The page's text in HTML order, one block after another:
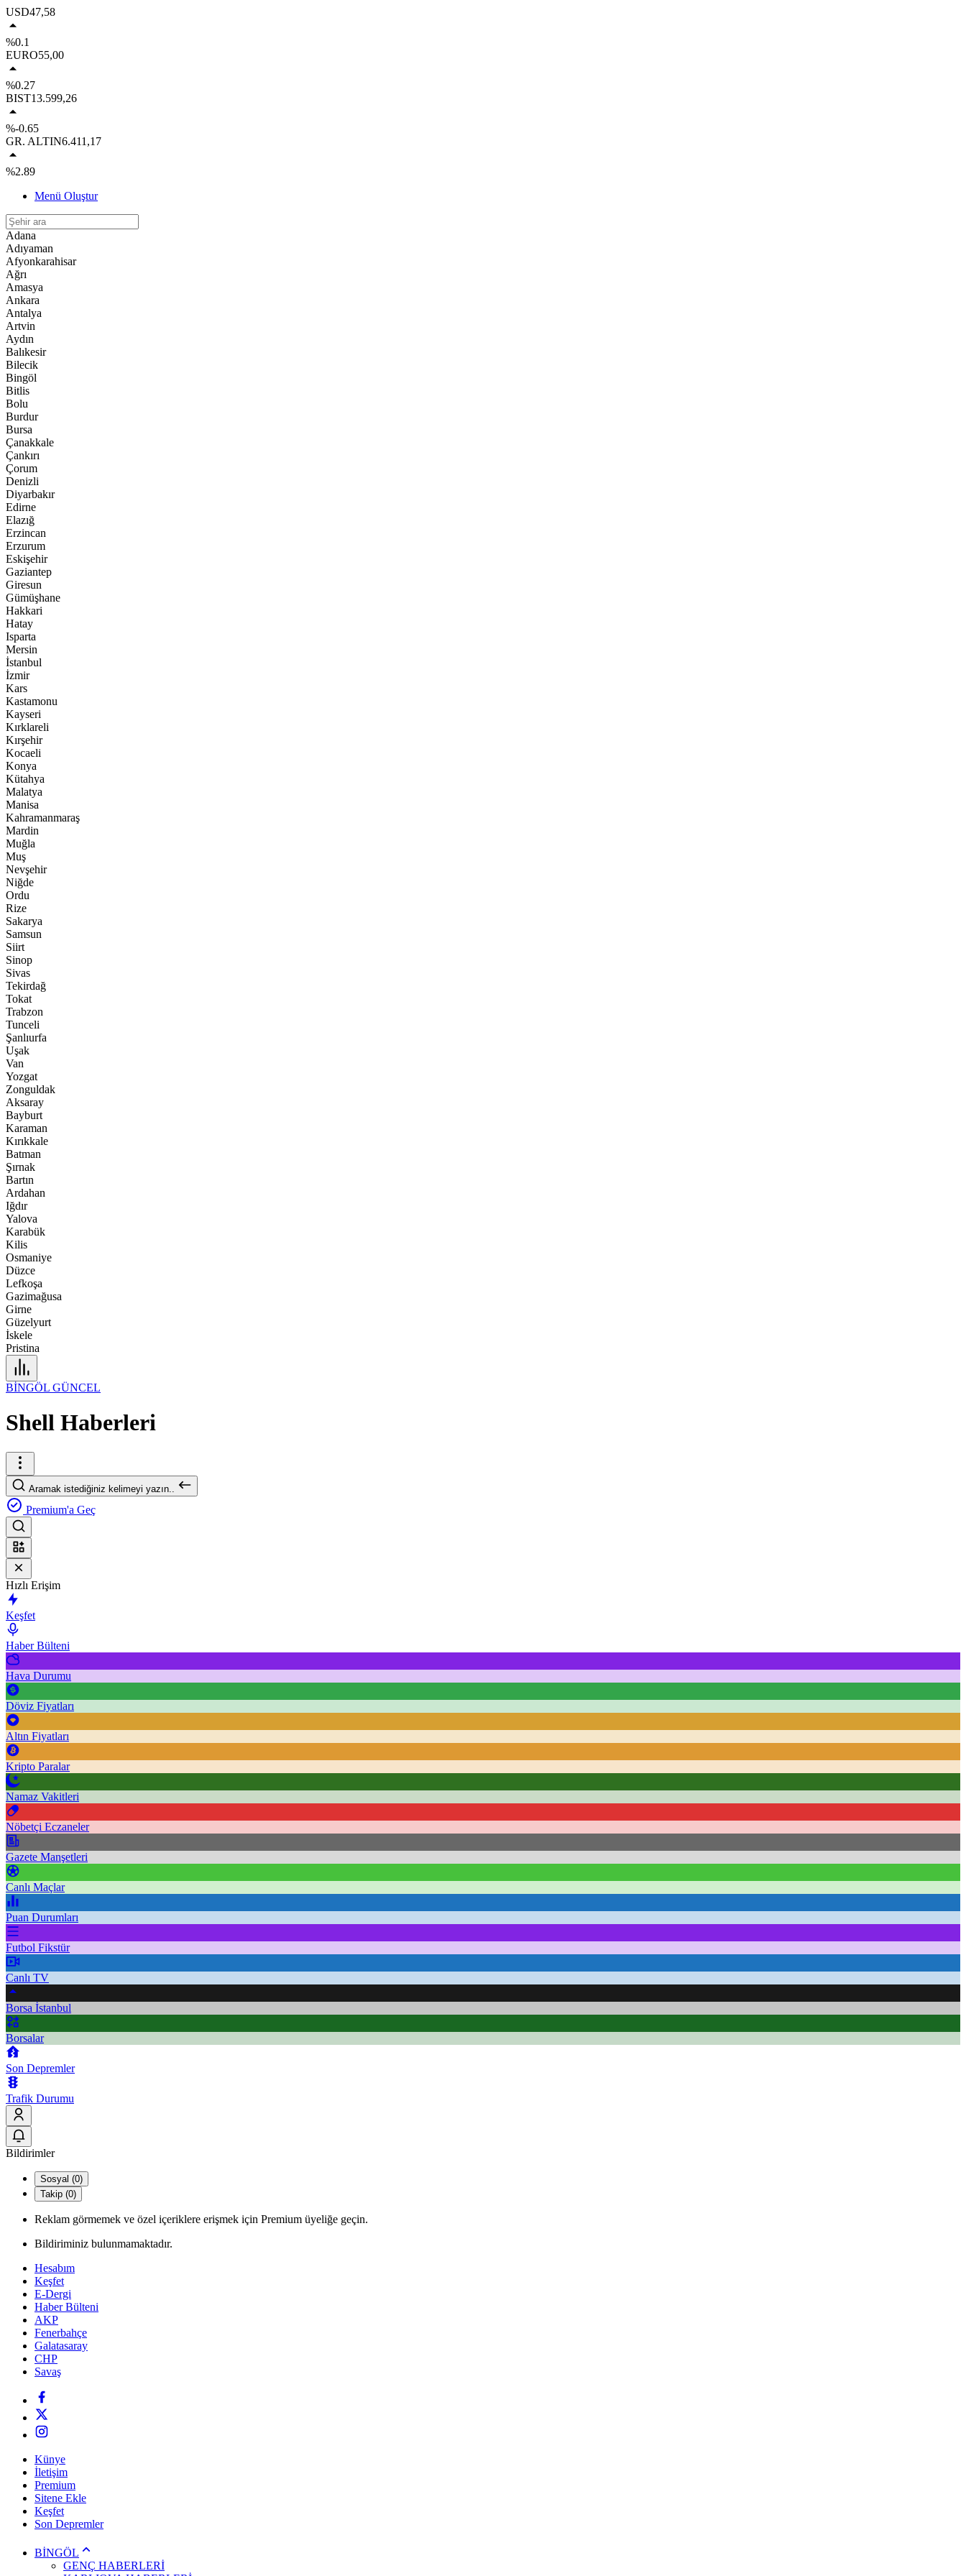
USD47,58
%0.1
EURO55,00
%0.27
BIST13.599,26
%-0.65
GR. ALTIN6.411,17
%2.89
Menü Oluştur
Adana
Adıyaman
Afyonkarahisar
Ağrı
Amasya
Ankara
Antalya
Artvin
Aydın
Balıkesir
Bilecik
Bingöl
Bitlis
Bolu
Burdur
Bursa
Çanakkale
Çankırı
Çorum
Denizli
Diyarbakır
Edirne
Elazığ
Erzincan
Erzurum
Eskişehir
Gaziantep
Giresun
Gümüşhane
Hakkari
Hatay
Isparta
Mersin
İstanbul
İzmir
Kars
Kastamonu
Kayseri
Kırklareli
Kırşehir
Kocaeli
Konya
Kütahya
Malatya
Manisa
Kahramanmaraş
Mardin
Muğla
Muş
Nevşehir
Niğde
Ordu
Rize
Sakarya
Samsun
Siirt
Sinop
Sivas
Tekirdağ
Tokat
Trabzon
Tunceli
Şanlıurfa
Uşak
Van
Yozgat
Zonguldak
Aksaray
Bayburt
Karaman
Kırıkkale
Batman
Şırnak
Bartın
Ardahan
Iğdır
Yalova
Karabük
Kilis
Osmaniye
Düzce
Lefkoşa
Gazimağusa
Girne
Güzelyurt
İskele
Pristina
BİNGÖL GÜNCEL
Shell Haberleri
Aramak istediğiniz kelimeyi yazın..
Premium'a Geç
Hızlı Erişim
Keşfet
Haber Bülteni
Hava Durumu
Döviz Fiyatları
Altın Fiyatları
Kripto Paralar
Namaz Vakitleri
Nöbetçi Eczaneler
Gazete Manşetleri
Canlı Maçlar
Puan Durumları
Futbol Fikstür
Canlı TV
Borsa İstanbul
Borsalar
Son Depremler
Trafik Durumu
Bildirimler
Sosyal (0)
Takip (0)
Reklam görmemek ve özel içeriklere erişmek için Premium üyeliğe geçin.
Bildiriminiz bulunmamaktadır.
Hesabım
Keşfet
E-Dergi
Haber Bülteni
AKP
Fenerbahçe
Galatasaray
CHP
Savaş
Künye
İletişim
Premium
Sitene Ekle
Keşfet
Son Depremler
BİNGÖL
GENÇ HABERLERİ